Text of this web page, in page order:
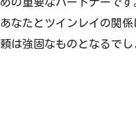
あなたとツインレイの関
頼は強固なものとなるでし